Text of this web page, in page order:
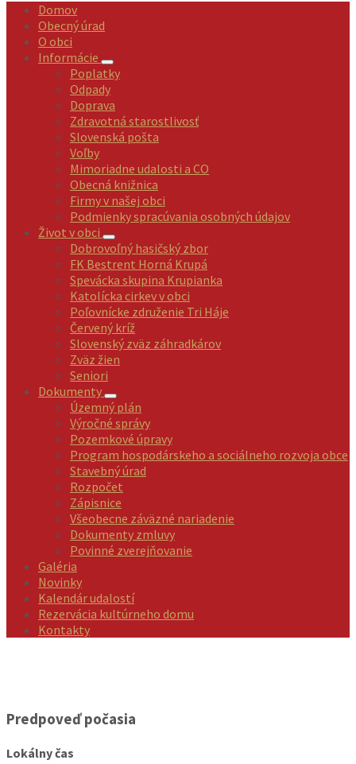
Domov
Obecný úrad
O obci
Informácie
Poplatky
Odpady
Doprava
Zdravotná starostlivosť
Slovenská pošta
Voľby
Mimoriadne udalosti a CO
Obecná knižnica
Firmy v našej obci
Podmienky spracúvania osobných údajov
Život v obci
Dobrovoľný hasičský zbor
FK Bestrent Horná Krupá
Spevácka skupina Krupianka
Katolícka cirkev v obci
Poľovnícke združenie Tri Háje
Červený kríž
Slovenský zväz záhradkárov
Zväz žien
Seniori
Dokumenty
Územný plán
Výročné správy
Pozemkové úpravy
Program hospodárskeho a sociálneho rozvoja obce
Stavebný úrad
Rozpočet
Zápisnice
Všeobecne záväzné nariadenie
Dokumenty zmluvy
Povinné zverejňovanie
Galéria
Novinky
Kalendár udalostí
Rezervácia kultúrneho domu
Kontakty
Predpoveď počasia
Lokálny čas